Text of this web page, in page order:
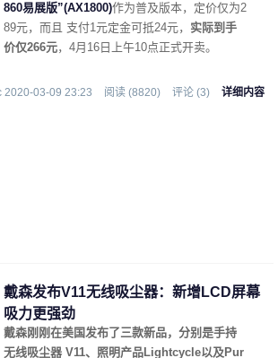
860易展版”(AX1800)作为普及版本，定价仅为2
89元，而且 支付1元定金可抵24元， 实际到手
价仅266元，4月16日上午10点正式开卖。
2020-03-09 23:23 阅读 (8820) 评论 (3) 详细内容
戴森发布V11无线吸尘器：新增LCD屏幕
吸力更强劲
戴森刚刚在美国发布了三款新品，分别是手持
无线吸尘器 V11、照明产品Lightcycle以及Pur